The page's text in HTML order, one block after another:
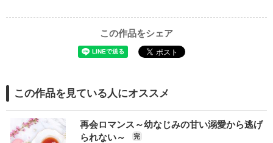
この作品をシェア
この作品を見ている人にオススメ
再会ロマンス～幼なじみの甘い溺愛から逃げ
られない～
完